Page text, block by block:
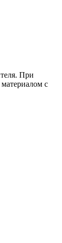
При
с